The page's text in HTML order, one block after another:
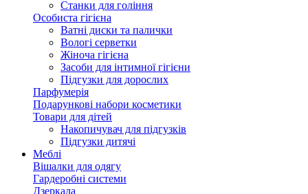
Станки для гоління
Особиста гігієна
Ватні диски та палички
Вологі серветки
Жіноча гігієна
Засоби для інтимної гігієни
Підгузки для дорослих
Парфумерія
Подарункові набори косметики
Товари для дітей
Накопичувач для підгузків
Підгузки дитячі
Меблі
Вішалки для одягу
Гардеробні системи
Дзеркала